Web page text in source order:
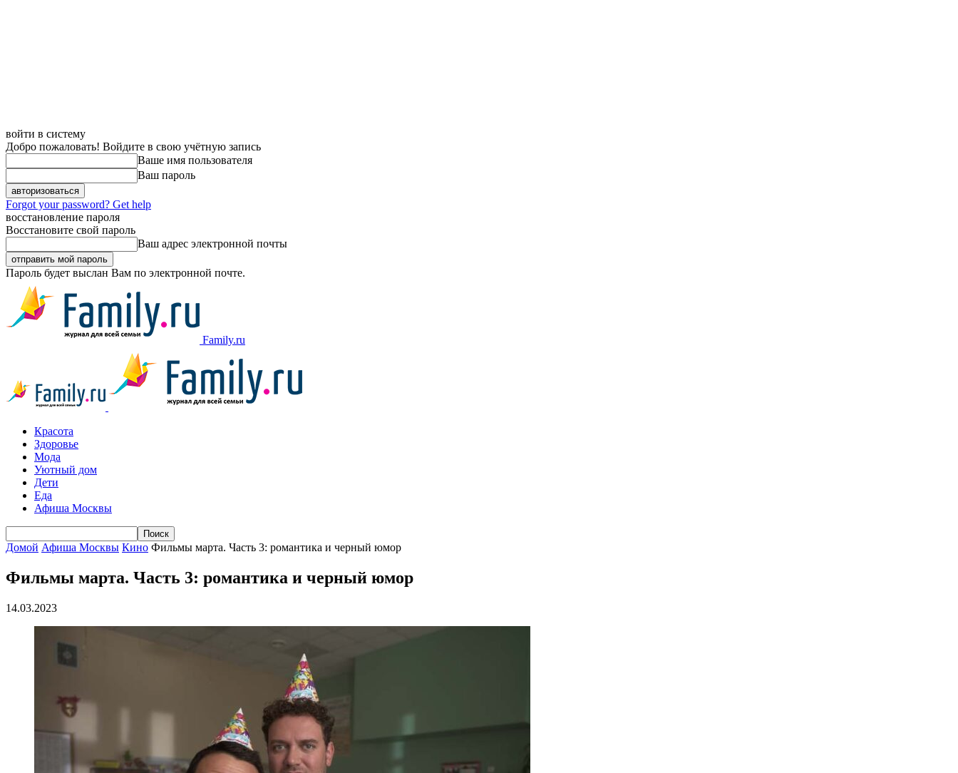
войти в систему
Добро пожаловать! Войдите в свою учётную запись
Ваше имя пользователя
Ваш пароль
Forgot your password? Get help
восстановление пароля
Восстановите свой пароль
Ваш адрес электронной почты
Пароль будет выслан Вам по электронной почте.
Family.ru
Красота
Здоровье
Мода
Уютный дом
Дети
Еда
Афиша Москвы
Домой Афиша Москвы Кино Фильмы марта. Часть 3: романтика и черный юмор
Фильмы марта. Часть 3: романтика и черный юмор
14.03.2023